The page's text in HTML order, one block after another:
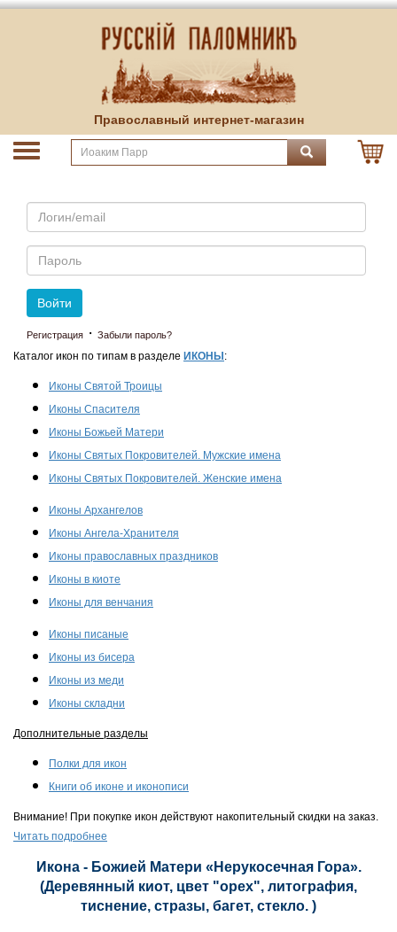
Православный интернет-магазин
Email
Пароль
Войти
Регистрация · Забыли пароль?
Каталог икон по типам в разделе ИКОНЫ :
Иконы Святой Троицы
Иконы Спасителя
Иконы Божьей Матери
Иконы Святых Покровителей. Мужские имена
Иконы Святых Покровителей. Женские имена
Иконы Архангелов
Иконы Ангела-Хранителя
Иконы православных праздников
Иконы в киоте
Иконы для венчания
Иконы писаные
Иконы из бисера
Иконы из меди
Иконы складни
Дополнительные разделы
Полки для икон
Книги об иконе и иконописи
Внимание! При покупке икон действуют накопительный скидки на заказ.
Читать подробнее
Икона - Божией Матери «Нерукосечная Гора».
(Деревянный киот, цвет "орех", литография,
тиснение, стразы, багет, стекло. )